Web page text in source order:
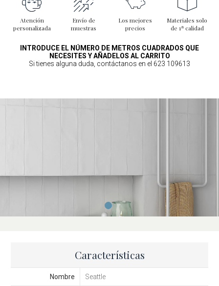
Atención
personalizada
Envío de
muestras
Los mejores
precios
Materiales solo
de 1ª calidad
INTRODUCE EL NÚMERO DE METROS CUADRADOS QUE
NECESITES Y AÑADELOS AL CARRITO
Si tienes alguna duda, contáctanos en el 623 109613
Características
Nombre Seattle